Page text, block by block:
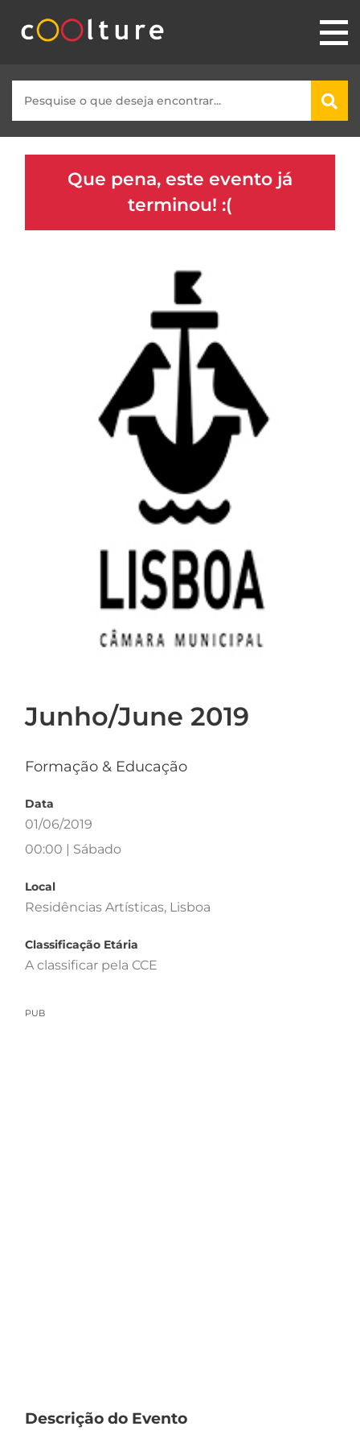
Que pena, este evento já
terminou! :(
Junho/June 2019
Formação & Educação
Data
01/06/2019
00:00 | Sábado
Local
Residências Artísticas, Lisboa
Classificação Etária
A classificar pela CCE
PUB
Descrição do Evento